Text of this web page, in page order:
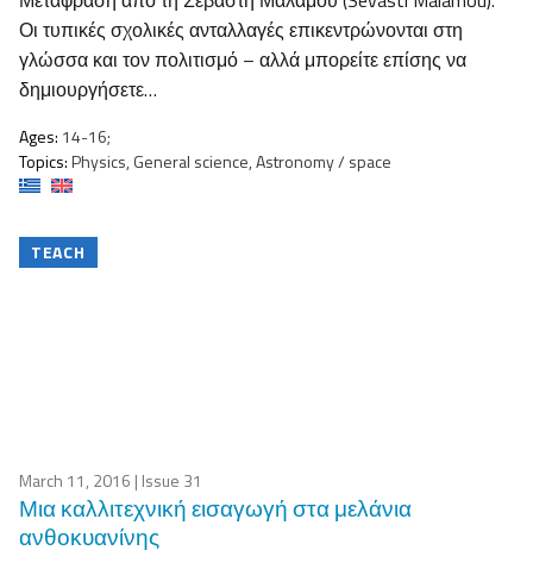
Οι τυπικές σχολικές ανταλλαγές επικεντρώνονται στη
γλώσσα και τον πολιτισμό – αλλά μπορείτε επίσης να
δημιουργήσετε…
Ages: 14-16;
Topics:Physics, General science, Astronomy / space
TEACH
March 11, 2016 | Issue 31
Μια καλλιτεχνική εισαγωγή στα μελάνια
ανθοκυανίνης